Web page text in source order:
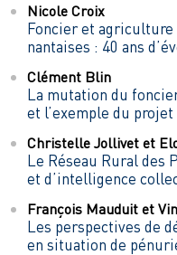
Nicole Croix
Foncier et agriculture
nantaises : 40 ans
Clément Blin
La mutation du
et l’exemple du
Christelle Jollivet et
Le Réseau Rural des
et d’intelligence
François Mauduit et
Les perspectives de
en situation de